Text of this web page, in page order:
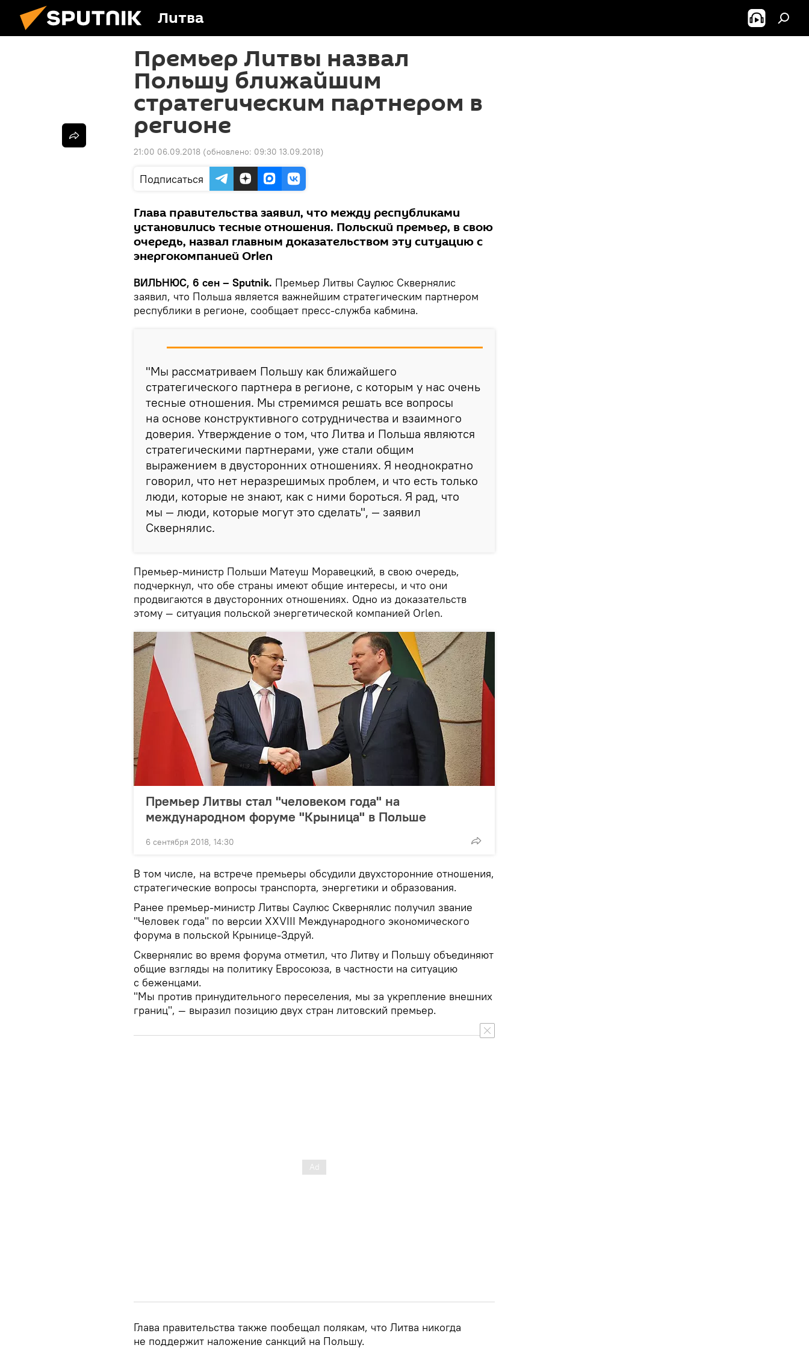
Литва
Премьер Литвы назвал
Польшу ближайшим
стратегическим партнером в
регионе
21:00 06.09.2018 (обновлено: 09:30 13.09.2018)
Подписаться
Глава правительства заявил, что между республиками
установились тесные отношения. Польский премьер, в свою
очередь, назвал главным доказательством эту ситуацию с
энергокомпанией Orlen
ВИЛЬНЮС, 6 сен – Sputnik. Премьер Литвы Саулюс Сквернялис
заявил, что Польша является важнейшим стратегическим партнером
республики в регионе, сообщает пресс-служба кабмина.
"Мы рассматриваем Польшу как ближайшего
стратегического партнера в регионе, с которым у нас очень
тесные отношения. Мы стремимся решать все вопросы
на основе конструктивного сотрудничества и взаимного
доверия. Утверждение о том, что Литва и Польша являются
стратегическими партнерами, уже стали общим
выражением в двусторонних отношениях. Я неоднократно
говорил, что нет неразрешимых проблем, и что есть только
люди, которые не знают, как с ними бороться. Я рад, что
мы — люди, которые могут это сделать", — заявил
Сквернялис.
Премьер-министр Польши Матеуш Моравецкий, в свою очередь,
подчеркнул, что обе страны имеют общие интересы, и что они
продвигаются в двусторонних отношениях. Одно из доказательств
этому — ситуация польской энергетической компанией Orlen.
Премьер Литвы стал "человеком года" на
международном форуме "Крыница" в Польше
6 сентября 2018, 14:30
В том числе, на встрече премьеры обсудили двухсторонние отношения,
стратегические вопросы транспорта, энергетики и образования.
Ранее премьер-министр Литвы Саулюс Сквернялис получил звание
"Человек года" по версии XXVIII Международного экономического
форума в польской Крынице-Здруй.
Сквернялис во время форума отметил, что Литву и Польшу объединяют
общие взгляды на политику Евросоюза, в частности на ситуацию
с беженцами.
"Мы против принудительного переселения, мы за укрепление внешних
границ", — выразил позицию двух стран литовский премьер.
Глава правительства также пообещал полякам, что Литва никогда
не поддержит наложение санкций на Польшу.